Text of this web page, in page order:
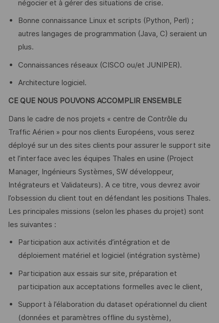
négocier et à gérer des situations de crise.
Bonne connaissance Linux et scripts (Python, Perl) ;
autres langages de programmation (Java, C) seraient un
plus.
Connaissances réseaux (CISCO ou/et JUNIPER).
Architecture logiciel.
CE QUE NOUS POUVONS ACCOMPLIR ENSEMBLE
Dans le cadre de nos projets « centre de Contrôle du
Traffic Aérien » pour nos clients Européens, vous serez
déployé sur un des sites clients pour assurer le support site
et l’interface avec les équipes Thales en usine (Project
Manager, Ingénieurs Systèmes, SW développeur,
Intégrateurs et Validateurs). A ce titre, vous devrez avoir
l’obsession du client tout en défendant les positions Thales.
Les principales missions (selon les phases du projet) sont
les suivantes :
Participation aux activités d’intégration et de
déploiement matériel et logiciel (intégration système)
Participation aux essais sur site, préparation et
participation aux acceptations formelles avec le client,
Support à l’élaboration du dataset opérationnel du client
(données et paramètres offline du système),